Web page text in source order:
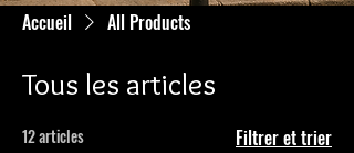
Accueil All Products
Tous les articles
12 articles Filtrer et trier